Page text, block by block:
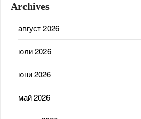
Archives
август 2026
юли 2026
юни 2026
май 2026